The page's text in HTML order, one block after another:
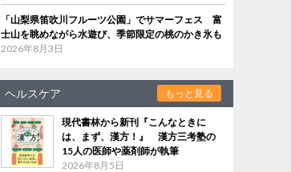
「山梨県笛吹川フルーツ公園」でサマーフェス 富
士山を眺めながら水遊び、季節限定の桃のかき氷も
2026年8月3日
ヘルスケア もっと見る
現代書林から新刊『こんなときに
は、まず、漢方！』 漢方三考塾の
15人の医師や薬剤師が執筆
2026年8月5日